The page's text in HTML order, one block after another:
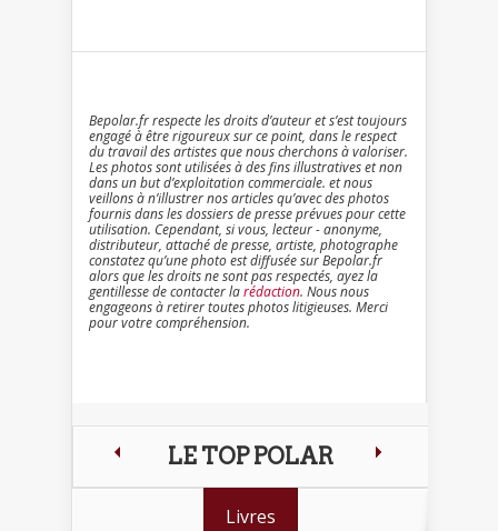
Bepolar.fr respecte les droits d’auteur et s’est toujours
engagé à être rigoureux sur ce point, dans le respect
du travail des artistes que nous cherchons à valoriser.
Les photos sont utilisées à des fins illustratives et non
dans un but d’exploitation commerciale. et nous
veillons à n’illustrer nos articles qu’avec des photos
fournis dans les dossiers de presse prévues pour cette
utilisation. Cependant, si vous, lecteur - anonyme,
distributeur, attaché de presse, artiste, photographe
constatez qu’une photo est diffusée sur Bepolar.fr
alors que les droits ne sont pas respectés, ayez la
gentillesse de contacter larédaction. Nous nous
engageons à retirer toutes photos litigieuses. Merci
pour votre compréhension.
LE TOP POLAR
Livres